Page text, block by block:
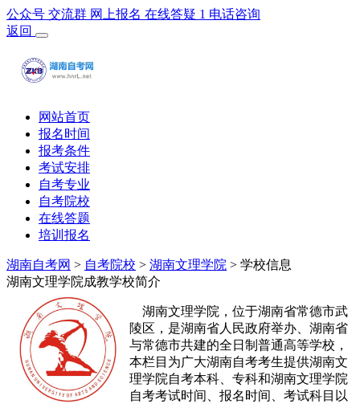
公众号 交流群 网上报名 在线答疑 1 电话咨询
返回
网站首页
报名时间
报考条件
考试安排
自考专业
自考院校
在线答题
培训报名
湖南自考网 > 自考院校 > 湖南文理学院 > 学校信息
湖南文理学院成教学校简介
湖南文理学院，位于湖南省常德市武
陵区，是湖南省人民政府举办、湖南省
与常德市共建的全日制普通高等学校，
本栏目为广大湖南自考考生提供湖南文
理学院自考本科、专科和湖南文理学院
自考考试时间、报名时间、考试科目以